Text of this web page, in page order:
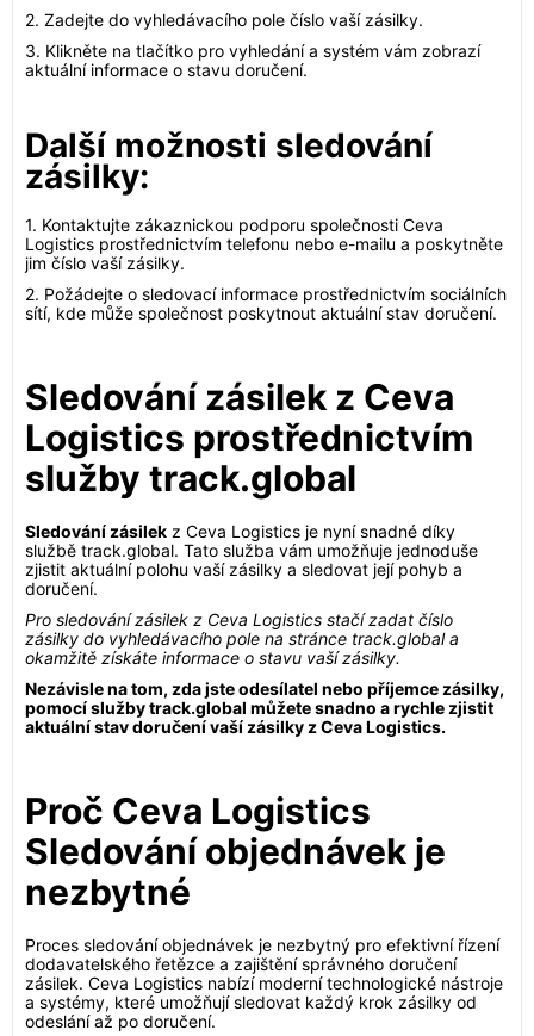
2. Zadejte do vyhledávacího pole číslo vaší zásilky.
3. Klikněte na tlačítko pro vyhledání a systém vám zobrazí
aktuální informace o stavu doručení.
Další možnosti sledování
zásilky:
1. Kontaktujte zákaznickou podporu společnosti Ceva
Logistics prostřednictvím telefonu nebo e-mailu a poskytněte
jim číslo vaší zásilky.
2. Požádejte o sledovací informace prostřednictvím sociálních
sítí, kde může společnost poskytnout aktuální stav doručení.
Sledování zásilek z Ceva
Logistics prostřednictvím
služby track.global
Sledování zásilek z Ceva Logistics je nyní snadné díky
službě track.global. Tato služba vám umožňuje jednoduše
zjistit aktuální polohu vaší zásilky a sledovat její pohyb a
doručení.
Pro sledování zásilek z Ceva Logistics stačí zadat číslo
zásilky do vyhledávacího pole na stránce track.global a
okamžitě získáte informace o stavu vaší zásilky.
Nezávisle na tom, zda jste odesílatel nebo příjemce zásilky,
pomocí služby track.global můžete snadno a rychle zjistit
aktuální stav doručení vaší zásilky z Ceva Logistics.
Proč Ceva Logistics
Sledování objednávek je
nezbytné
Proces sledování objednávek je nezbytný pro efektivní řízení
dodavatelského řetězce a zajištění správného doručení
zásilek. Ceva Logistics nabízí moderní technologické nástroje
a systémy, které umožňují sledovat každý krok zásilky od
odeslání až po doručení.